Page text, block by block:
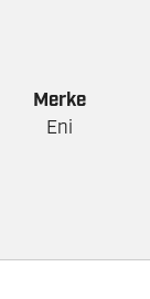
Merke
Eni